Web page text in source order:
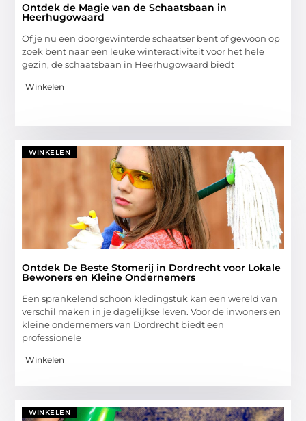
Ontdek de Magie van de Schaatsbaan in
Heerhugowaard
Of je nu een doorgewinterde schaatser bent of gewoon op
zoek bent naar een leuke winteractiviteit voor het hele
gezin, de schaatsbaan in Heerhugowaard biedt
Winkelen
WINKELEN
Ontdek De Beste Stomerij in Dordrecht voor Lokale
Bewoners en Kleine Ondernemers
Een sprankelend schoon kledingstuk kan een wereld van
verschil maken in je dagelijkse leven. Voor de inwoners en
kleine ondernemers van Dordrecht biedt een
professionele
Winkelen
WINKELEN